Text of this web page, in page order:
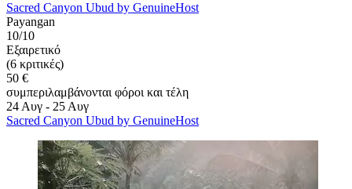
Sacred Canyon Ubud by GenuineHost
Payangan
10/10
Εξαιρετικό
(6 κριτικές)
50 €
συμπεριλαμβάνονται φόροι και τέλη
24 Αυγ - 25 Αυγ
Sacred Canyon Ubud by GenuineHost